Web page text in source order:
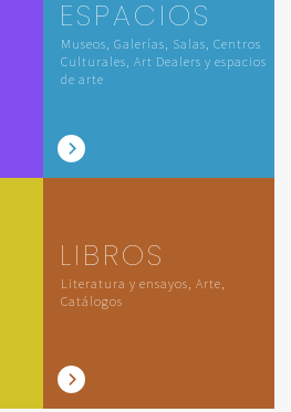
ESPACIOS
Museos, Galerías, Salas, Centros
Culturales, Art Dealers y espacios
de arte
LIBROS
Literatura y ensayos, Arte,
Catálogos